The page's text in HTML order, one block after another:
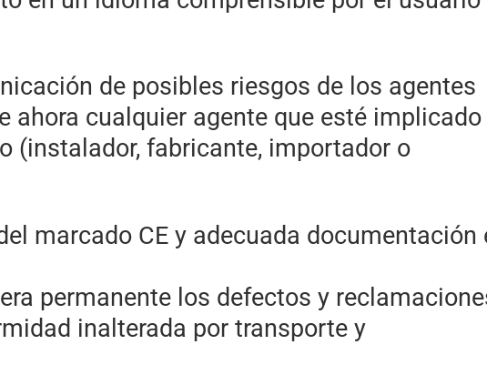
de posibles riesgos de los agentes
ahora cualquier agente que esté implicado
(instalador, fabricante, importador o
marcado CE y adecuada documentación
permanente los defectos y
inalterada por transporte y